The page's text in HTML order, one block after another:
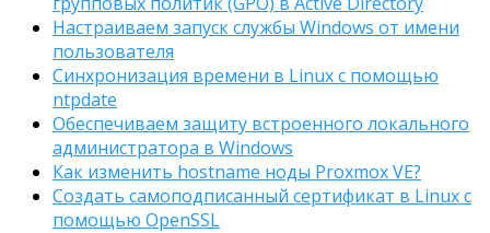
Настраиваем запуск службы Windows от имени
пользователя
Синхронизация времени в Linux с помощью
ntpdate
Обеспечиваем защиту встроенного локального
администратора в Windows
Как изменить hostname ноды Proxmox VE?
Создать самоподписанный сертификат в Linux с
помощью OpenSSL